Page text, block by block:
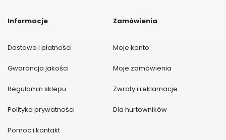
Informacje
Dostawa i płatności
Gwarancja jakości
Regulamin sklepu
Polityka prywatności
Pomoc i kontakt
Zamówienia
Moje konto
Moje zamówienia
Zwroty i reklamacje
Dla hurtowników